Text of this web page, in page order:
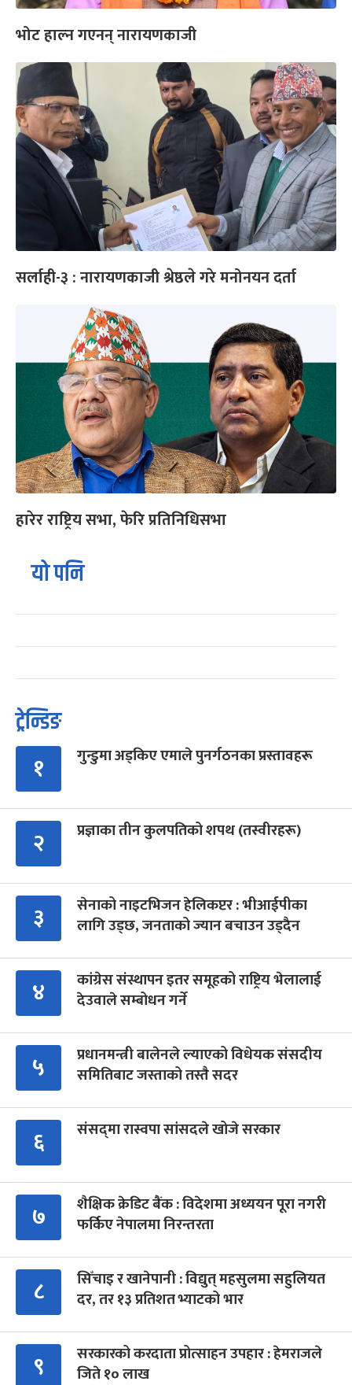
भोट हाल्न गएनन् नारायणकाजी
सर्लाही-३ : नारायणकाजी श्रेष्ठले गरे मनोनयन दर्ता
हारेर राष्ट्रिय सभा, फेरि प्रतिनिधिसभा
यो पनि
ट्रेन्डिङ
१ गुन्डुमा अड्किए एमाले पुनर्गठनका प्रस्तावहरू
२ प्रज्ञाका तीन कुलपतिको शपथ (तस्वीरहरू)
३
सेनाको नाइटभिजन हेलिकप्टर : भीआईपीका
लागि उड्छ, जनताको ज्यान बचाउन उड्दैन
४
कांग्रेस संस्थापन इतर समूहको राष्ट्रिय भेलालाई
देउवाले सम्बोधन गर्ने
५
प्रधानमन्त्री बालेनले ल्याएको विधेयक संसदीय
समितिबाट जस्ताको तस्तै सदर
६ संसद्‍मा रास्वपा सांसदले खोजे सरकार
७
शैक्षिक क्रेडिट बैंक : विदेशमा अध्ययन पूरा नगरी
फर्किए नेपालमा निरन्तरता
८
सिँचाइ र खानेपानी : विद्युत् महसुलमा सहुलियत
दर, तर १३ प्रतिशत भ्याटको भार
९
सरकारको करदाता प्रोत्साहन उपहार : हेमराजले
जिते १० लाख